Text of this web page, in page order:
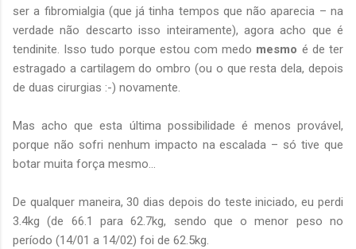
ser a fibromialgia (que já tinha tempos que não aparecia – na
verdade não descarto isso inteiramente), agora acho que é
tendinite. Isso tudo porque estou com medo mesmo é de ter
estragado a cartilagem do ombro (ou o que resta dela, depois
de duas cirurgias :-) novamente.
Mas acho que esta última possibilidade é menos provável,
porque não sofri nenhum impacto na escalada – só tive que
botar muita força mesmo...
De qualquer maneira, 30 dias depois do teste iniciado, eu perdi
3.4kg (de 66.1 para 62.7kg, sendo que o menor peso no
período (14/01 a 14/02) foi de 62.5kg.